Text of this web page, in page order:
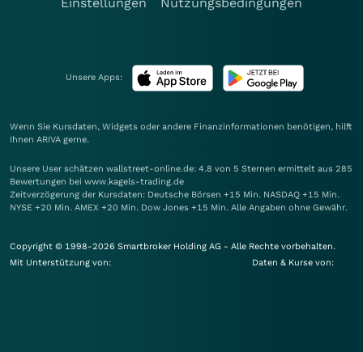
Unsere Apps:
Wenn Sie Kursdaten, Widgets oder andere Finanzinformationen benötigen, hilft
Ihnen ARIVA gerne.
Unsere User schätzen wallstreet-online.de: 4.8 von 5 Sternen ermittelt aus 285
Bewertungen bei www.kagels-trading.de
Zeitverzögerung der Kursdaten: Deutsche Börsen +15 Min. NASDAQ +15 Min.
NYSE +20 Min. AMEX +20 Min. Dow Jones +15 Min. Alle Angaben ohne Gewähr.
Copyright © 1998-2026 Smartbroker Holding AG - Alle Rechte vorbehalten.
Mit Unterstützung von:
Daten & Kurse von: